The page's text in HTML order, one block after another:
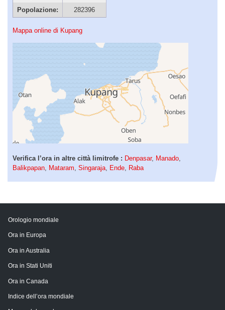
Popolazione:
282396
Mappa online di Kupang
Verifica l’ora in altre città limitrofe : Denpasar, Manado,
Balikpapan, Mataram, Singaraja, Ende, Raba
Orologio mondiale
Ora in Europa
Ora in Australia
Ora in Stati Uniti
Ora in Canada
Indice dell’ora mondiale